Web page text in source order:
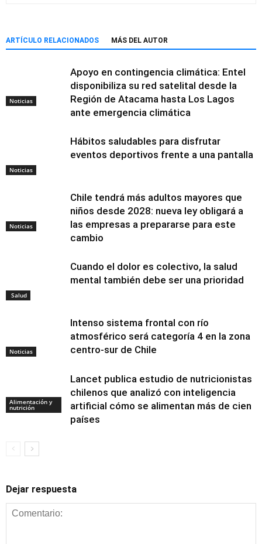
ARTÍCULO RELACIONADOS MÁS DEL AUTOR
Noticias
Apoyo en contingencia climática: Entel
disponibiliza su red satelital desde la
Región de Atacama hasta Los Lagos
ante emergencia climática
Noticias
Hábitos saludables para disfrutar
eventos deportivos frente a una pantalla
Noticias
Chile tendrá más adultos mayores que
niños desde 2028: nueva ley obligará a
las empresas a prepararse para este
cambio
Salud
Cuando el dolor es colectivo, la salud
mental también debe ser una prioridad
Noticias
Intenso sistema frontal con río
atmosférico será categoría 4 en la zona
centro-sur de Chile
Alimentación y
nutrición
Lancet publica estudio de nutricionistas
chilenos que analizó con inteligencia
artificial cómo se alimentan más de cien
países
Dejar respuesta